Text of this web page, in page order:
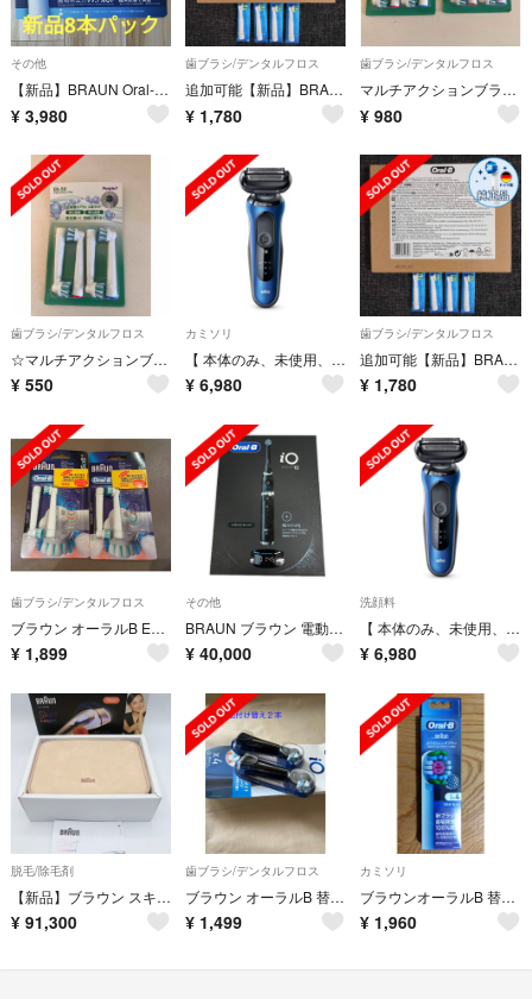
その他
【新品】BRAUN Oral-B替ブラシ マルチアクションブラシ 8本 ブラウン
¥ 3,980
歯ブラシ/デンタルフロス
追加可能【新品】BRAUN Oral-B替ブラシ マルチアクションブラシ 4本
¥ 1,780
歯ブラシ/デンタルフロス
マルチアクションブラシ 電動歯ブラシ 互換替ブラシ EB-50 4本入×2個
¥ 980
歯ブラシ/デンタルフロス
☆マルチアクションブラシ 電動歯ブラシ互換替ブラシ EB-50 4本入
¥ 550
カミソリ
【 本体のみ、未使用、展示品 】 ブラウンシェーバー シリーズ６
¥ 6,980
歯ブラシ/デンタルフロス
追加可能【新品】BRAUN Oral-B替ブラシ マルチアクションブラシ 4本
¥ 1,780
歯ブラシ/デンタルフロス
ブラウン オーラルB EB17 替ブラシ 4本 純正品 Oral-B 未開封
¥ 1,899
その他
BRAUN ブラウン 電動歯ブラシ iO10 外箱キズ有り IOM10442ADCB
¥ 40,000
洗顔料
【 本体のみ、未使用、展示品 】 ブラウンシェーバー シリーズ６
¥ 6,980
脱毛/除毛剤
【新品】ブラウン スキンアイエキスパート Pro7 PL7243 脱毛器 光美容器 BRAUN 本体
¥ 91,300
歯ブラシ/デンタルフロス
ブラウン オーラルB 替えブラシ iO アルティメイトクリーン
¥ 1,499
カミソリ
ブラウンオーラルB 替えブラシ4本 ホワイトニングブラシ 新品未開封 純正品
¥ 1,960